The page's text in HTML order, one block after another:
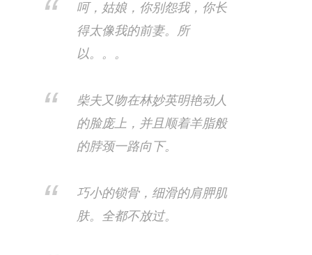
呵，姑娘，你别怨我，你长
得太像我的前妻。所
以。。。
柴夫又吻在林妙英明艳动人
的脸庞上，并且顺着羊脂般
的脖颈一路向下。
巧小的锁骨，细滑的肩胛肌
肤。全都不放过。